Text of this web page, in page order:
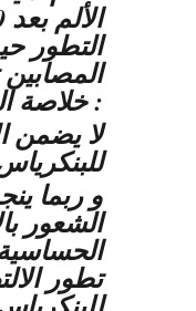
التطور
خلاصة القول :
لا يضمن
و ربما
الشعور
تطور